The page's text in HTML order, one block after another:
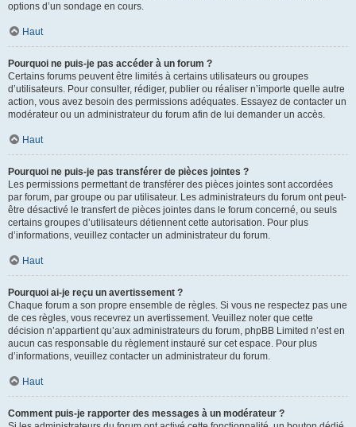
options d’un sondage en cours.
Haut
Pourquoi ne puis-je pas accéder à un forum ?
Certains forums peuvent être limités à certains utilisateurs ou groupes
d’utilisateurs. Pour consulter, rédiger, publier ou réaliser n’importe quelle autre
action, vous avez besoin des permissions adéquates. Essayez de contacter un
modérateur ou un administrateur du forum afin de lui demander un accès.
Haut
Pourquoi ne puis-je pas transférer de pièces jointes ?
Les permissions permettant de transférer des pièces jointes sont accordées
par forum, par groupe ou par utilisateur. Les administrateurs du forum ont peut-
être désactivé le transfert de pièces jointes dans le forum concerné, ou seuls
certains groupes d’utilisateurs détiennent cette autorisation. Pour plus
d’informations, veuillez contacter un administrateur du forum.
Haut
Pourquoi ai-je reçu un avertissement ?
Chaque forum a son propre ensemble de règles. Si vous ne respectez pas une
de ces règles, vous recevrez un avertissement. Veuillez noter que cette
décision n’appartient qu’aux administrateurs du forum, phpBB Limited n’est en
aucun cas responsable du règlement instauré sur cet espace. Pour plus
d’informations, veuillez contacter un administrateur du forum.
Haut
Comment puis-je rapporter des messages à un modérateur ?